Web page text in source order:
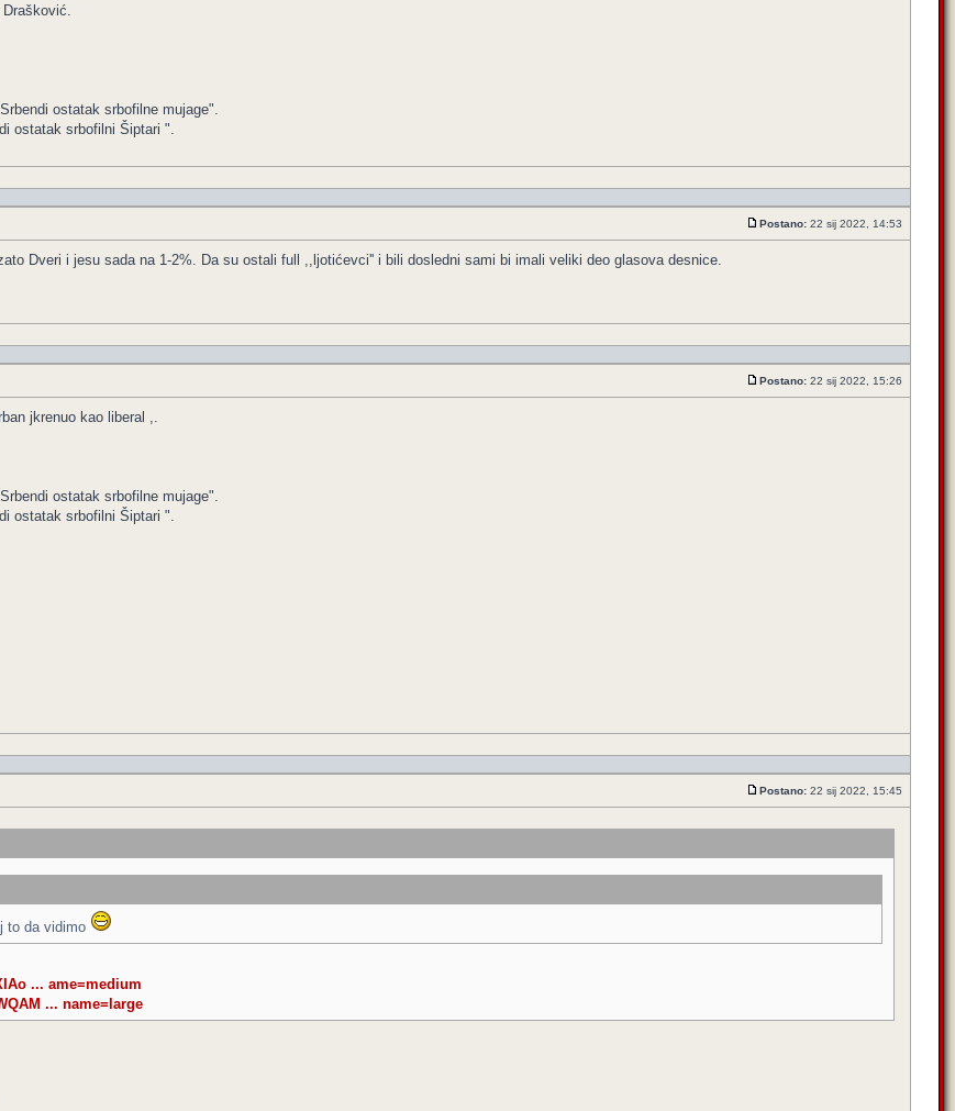
ostatak srbofilne mujage".
ostatak srbofilni Šiptari ".
Postano: 22 sij 2022, 14:53
Dveri i jesu sada na 1-2%. Da su ostali full ,,ljotićevci'' i bili dosledni sami bi imali veliki deo glasova desnice.
Postano: 22 sij 2022, 15:26
jkrenuo kao liberal ,.
ostatak srbofilne mujage".
ostatak srbofilni Šiptari ".
Postano: 22 sij 2022, 15:45
to da vidimo
... ame=medium
... name=large